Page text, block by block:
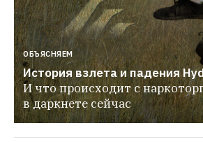
ОБЪЯСНЯЕМ
История взлета и падения
И что происходит с
в даркнете сейчас